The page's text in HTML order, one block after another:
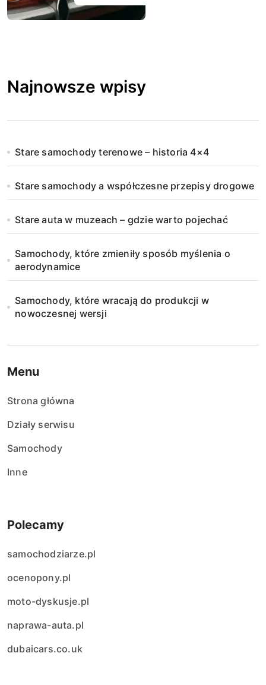
Najnowsze wpisy
Stare samochody terenowe – historia 4×4
Stare samochody a współczesne przepisy drogowe
Stare auta w muzeach – gdzie warto pojechać
Samochody, które zmieniły sposób myślenia o
aerodynamice
Samochody, które wracają do produkcji w
nowoczesnej wersji
Menu
Strona główna
Działy serwisu
Samochody
Inne
Polecamy
samochodziarze.pl
ocenopony.pl
moto-dyskusje.pl
naprawa-auta.pl
dubaicars.co.uk